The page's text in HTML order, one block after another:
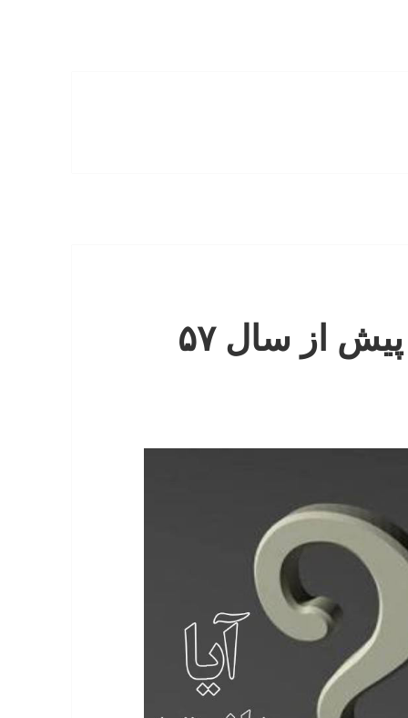
آیا میدانستید ایران در پیش از سال ۵۷